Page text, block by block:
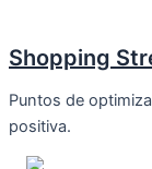
Shopping
Puntos de
positiva.